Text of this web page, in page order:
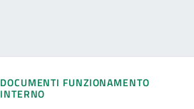
DOCUMENTI FUNZIONAMENTO
INTERNO